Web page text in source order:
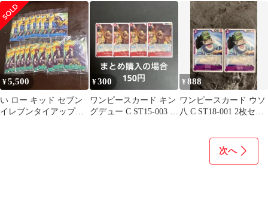
ードコレクション 25周
¥5,500
い ロー キッド セブン
イレブンタイアップキ
¥300
ワンピースカード キン
グデュー C ST15-003 4
¥888
ワンピースカード ウソ
八 C ST18-001 2枚セッ
次へ